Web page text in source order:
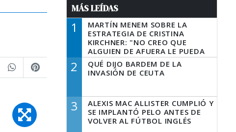
MÁS LEÍDAS
1
MARTÍN MENEM SOBRE LA
ESTRATEGIA DE CRISTINA
KIRCHNER: "NO CREO QUE
ALGUIEN DE AFUERA LE PUEDA
DECIR A LA JUSTICIA LO QUE
TIENE QUE HACER"
2
QUÉ DIJO BARDEM DE LA
INVASIÓN DE CEUTA
3
ALEXIS MAC ALLISTER CUMPLIÓ Y
SE IMPLANTÓ PELO ANTES DE
VOLVER AL FÚTBOL INGLÉS